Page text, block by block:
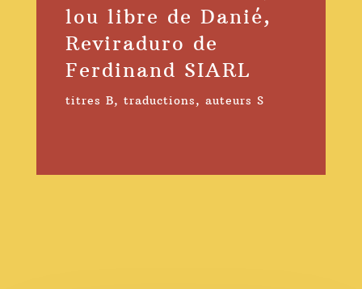
lou libre de Danié,
Reviraduro de
Ferdinand SIARL
titres B, traductions, auteurs S